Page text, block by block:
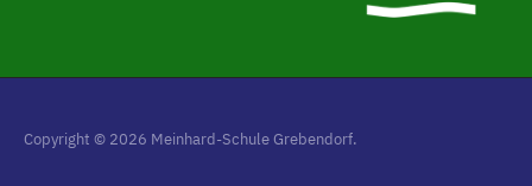
Copyright © 2026 Meinhard-Schule Grebendorf.